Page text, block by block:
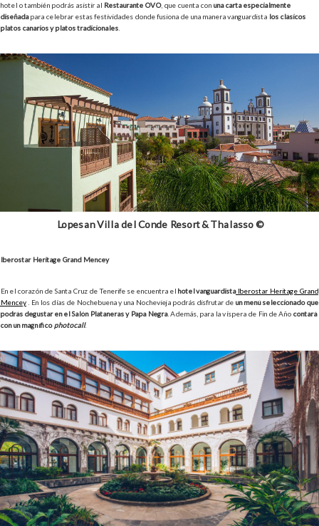
hotel o también podrás asistir al Restaurante OVO, que cuenta con una carta especialmente
diseñadapara celebrar estas festividades donde fusiona de una manera vanguardista los clásicos
platos canarios y platos tradicionales
Lopesan Villa del Conde Resort & Thalasso ©
Iberostar Heritage Grand Mencey
En el corazón de Santa Cruz de Tenerife se encuentra el hotel vanguardistaIberostar Heritage Grand
Mencey . En los días de Nochebuena y una Nochevieja podrás disfrutar de un menú seleccionado que
podrás degustar en el Salón Plataneras y Papa Negra. Además, para la víspera de Fin de Año contará
con un magníficophotocall.